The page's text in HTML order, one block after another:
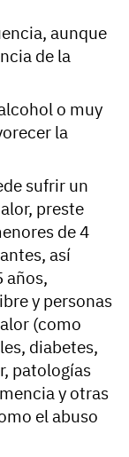
aunque
de la
o muy
la
sufrir un
preste
de 4
así
años,
y personas
(como
diabetes,
patologías
y otras
el abuso